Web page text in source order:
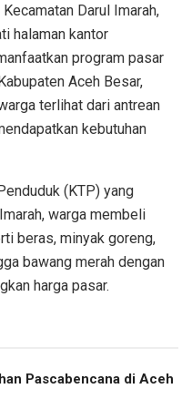
Darul Imarah,
halaman kantor
program pasar
Aceh Besar,
terlihat dari antrean
kebutuhan
(KTP) yang
warga membeli
beras, minyak goreng,
bawang merah dengan
harga pasar.
Pascabencana di Aceh